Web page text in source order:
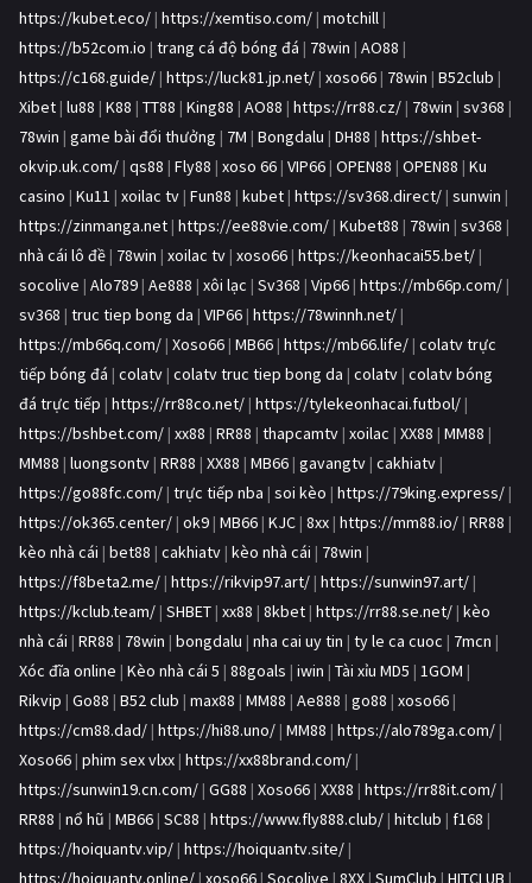
https://kubet.eco/ | https://xemtiso.com/ | motchill |
https://b52com.io | trang cá độ bóng đá | 78win | AO88 |
https://c168.guide/ | https://luck81.jp.net/ | xoso66 | 78win | B52club |
Xibet | lu88 | K88 | TT88 | King88 | AO88 | https://rr88.cz/ | 78win | sv368 |
78win | game bài đổi thưởng | 7M | Bongdalu | DH88 | https://shbet-
okvip.uk.com/ | qs88 | Fly88 | xoso 66 | VIP66 | OPEN88 | OPEN88 | Ku
casino | Ku11 | xoilac tv | Fun88 | kubet | https://sv368.direct/ | sunwin |
https://zinmanga.net | https://ee88vie.com/ | Kubet88 | 78win | sv368 |
nhà cái lô đề | 78win | xoilac tv | xoso66 | https://keonhacai55.bet/ |
socolive | Alo789 | Ae888 | xôi lạc | Sv368 | Vip66 | https://mb66p.com/ |
sv368 | truc tiep bong da | VIP66 | https://78winnh.net/ |
https://mb66q.com/ | Xoso66 | MB66 | https://mb66.life/ | colatv trực
tiếp bóng đá | colatv | colatv truc tiep bong da | colatv | colatv bóng
đá trực tiếp | https://rr88co.net/ | https://tylekeonhacai.futbol/ |
https://bshbet.com/ | xx88 | RR88 | thapcamtv | xoilac | XX88 | MM88 |
MM88 | luongsontv | RR88 | XX88 | MB66 | gavangtv | cakhiatv |
https://go88fc.com/ | trực tiếp nba | soi kèo | https://79king.express/ |
https://ok365.center/ | ok9 | MB66 | KJC | 8xx | https://mm88.io/ | RR88 |
kèo nhà cái | bet88 | cakhiatv | kèo nhà cái | 78win |
https://f8beta2.me/ | https://rikvip97.art/ | https://sunwin97.art/ |
https://kclub.team/ | SHBET | xx88 | 8kbet | https://rr88.se.net/ | kèo
nhà cái | RR88 | 78win | bongdalu | nha cai uy tin | ty le ca cuoc | 7mcn |
Xóc đĩa online | Kèo nhà cái 5 | 88goals | iwin | Tài xỉu MD5 | 1GOM |
Rikvip | Go88 | B52 club | max88 | MM88 | Ae888 | go88 | xoso66 |
https://cm88.dad/ | https://hi88.uno/ | MM88 | https://alo789ga.com/ |
Xoso66 | phim sex vlxx | https://xx88brand.com/ |
https://sunwin19.cn.com/ | GG88 | Xoso66 | XX88 | https://rr88it.com/ |
RR88 | nổ hũ | MB66 | SC88 | https://www.fly888.club/ | hitclub | f168 |
https://hoiquantv.vip/ | https://hoiquantv.site/ |
https://hoiquantv.online/ | xoso66 | Socolive | 8XX | SumClub | HITCLUB |